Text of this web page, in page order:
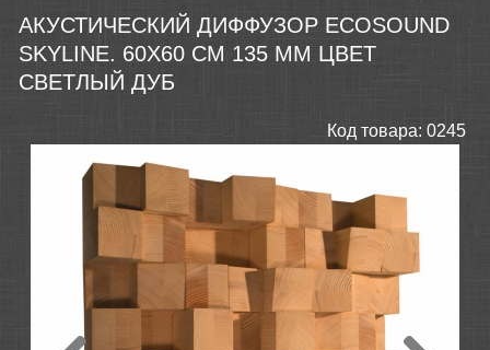
АКУСТИЧЕСКИЙ ДИФФУЗОР ECOSOUND
SKYLINE. 60Х60 СМ 135 ММ ЦВЕТ
СВЕТЛЫЙ ДУБ
Код товара: 0245